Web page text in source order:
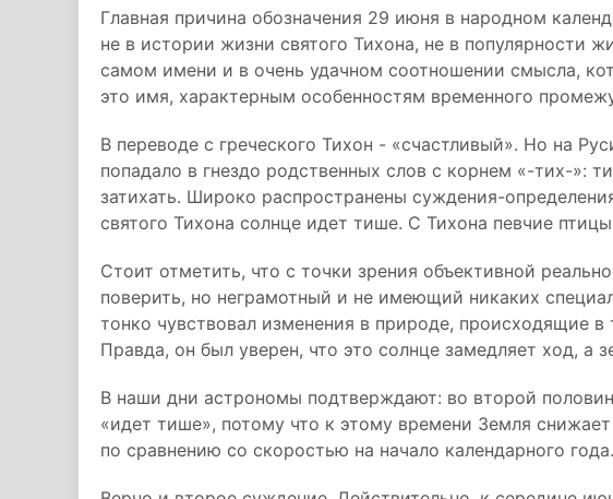
Главная причина обозначения 29 июня в народном
не в истории жизни святого Тихона, не в популярности
самом имени и в очень удачном соотношении смысла,
это имя, характерным особенностям временного
В переводе с греческого Тихон - «счастливый». Но на
попадало в гнездо родственных слов с корнем «-тих-»:
затихать. Широко распространены суждения-
святого Тихона солнце идет тише. С Тихона певчие
Стоит отметить, что с точки зрения объективной
поверить, но неграмотный и не имеющий никаких
тонко чувствовал изменения в природе, происходящие в
Правда, он был уверен, что это солнце замедляет ход, а
В наши дни астрономы подтверждают: во второй
«идет тише», потому что к этому времени Земля
по сравнению со скоростью на начало календарного года.